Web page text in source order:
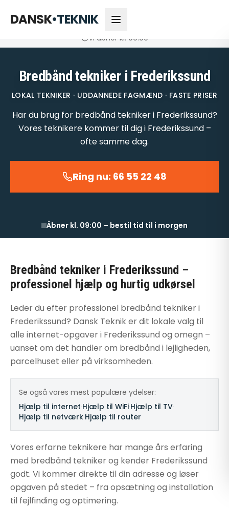
DANSK•TEKNIK
Åbner kl. 09:00
Vi åbner kl. 09:00
Bredbånd tekniker i Frederikssund
LOKAL TEKNIKER · UDDANNEDE FAGMÆND · FASTE PRISER
Har du brug for bredbånd tekniker i Frederikssund?
Vores teknikere kommer til dig i Frederikssund –
ofte samme dag.
Ring nu: 66 55 22 48
Åbner kl. 09:00 – bestil tid til i morgen
Bredbånd tekniker i Frederikssund –
professionel hjælp og hurtig udkørsel
Leder du efter professionel bredbånd tekniker i
Frederikssund? Dansk Teknik er dit lokale valg til
alle internet-opgaver i Frederikssund og omegn –
uanset om det handler om bredbånd i lejligheden,
parcelhuset eller på virksomheden.
Se også vores mest populære ydelser:
Hjælp til internet Hjælp til WiFi Hjælp til TV
Hjælp til netværk Hjælp til router
Vores erfarne teknikere har mange års erfaring
med bredbånd tekniker og kender Frederikssund
godt. Vi kommer direkte til din adresse og løser
opgaven på stedet – fra opsætning og installation
til fejlfinding og optimering.